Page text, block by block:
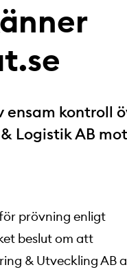
ensam kontroll
Logistik AB mot
prövning enligt
beslut om att
& Utveckling AB